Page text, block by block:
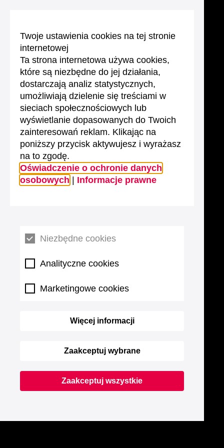
Twoje ustawienia cookies na tej stronie
internetowej
Ta strona internetowa używa cookies,
które są niezbędne do jej działania,
dostarczają analiz statystycznych,
umożliwiają dzielenie się treściami w
sieciach społecznościowych lub
wyświetlanie dopasowanych do Twoich
zainteresowań reklam. Klikając na
poniższy przycisk aktywujesz i wyrażasz
na to zgodę.
Oświadczenie o ochronie danych
osobowych
Informacje prawne
Niezbędne cookies
Analityczne cookies
Marketingowe cookies
Więcej informacji
Zaakceptuj wybrane
Zaakceptuj wszystkie